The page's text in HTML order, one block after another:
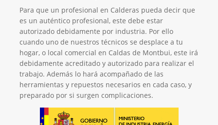
Para que un profesional en Calderas pueda decir que
es un auténtico profesional, este debe estar
autorizado debidamente por industria. Por ello
cuando uno de nuestros técnicos se desplace a tu
hogar, o local comercial en Caldas de Montbui, este irá
debidamente acreditado y autorizado para realizar el
trabajo. Además lo hará acompañado de las
herramientas y repuestos necesarios en cada caso, y
preparado por si surgen complicaciones.